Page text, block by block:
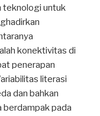
teknologi untuk
konektivitas di
penerapan
literasi
dan bahkan
berdampak pada